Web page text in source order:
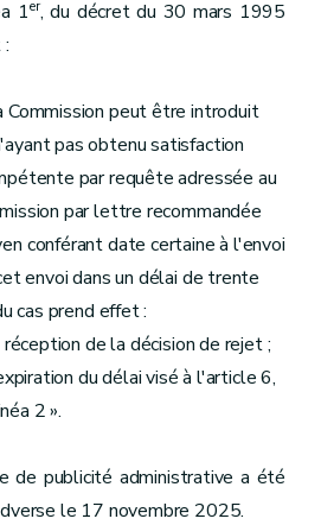
1er, du décret du 30 mars 1995
Commission peut être introduit
pas obtenu satisfaction
par requête adressée au
par lettre recommandée
conférant date certaine à l'envoi
envoi dans un délai de trente
cas prend effet :
de la décision de rejet ;
du délai visé à l'article 6,
2 ».
de publicité administrative a été
le 17 novembre 2025.